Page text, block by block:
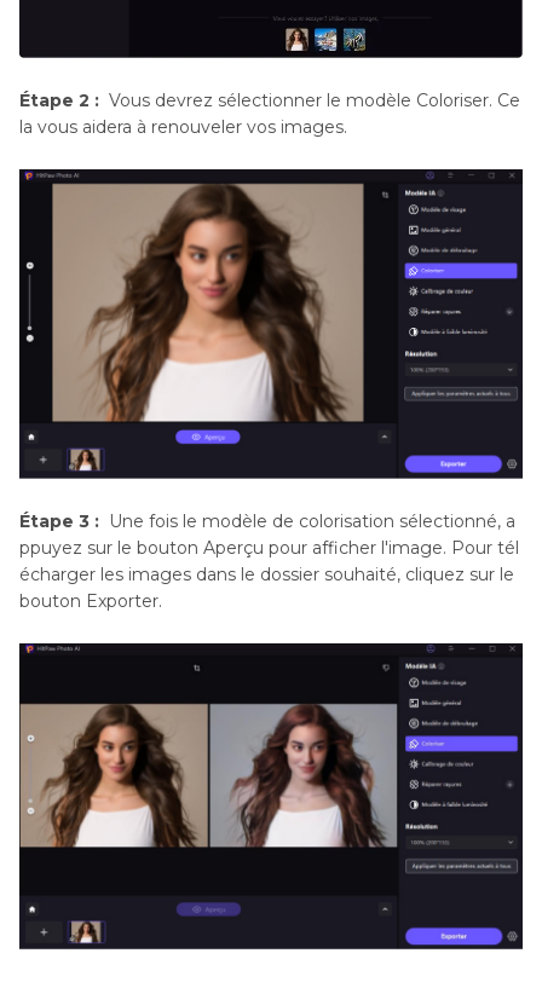
Étape 2 : Vous devrez sélectionner le modèle Coloriser. Ce
la vous aidera à renouveler vos images.
Étape 3 : Une fois le modèle de colorisation sélectionné, a
ppuyez sur le bouton Aperçu pour afficher l'image. Pour tél
écharger les images dans le dossier souhaité, cliquez sur le
bouton Exporter.